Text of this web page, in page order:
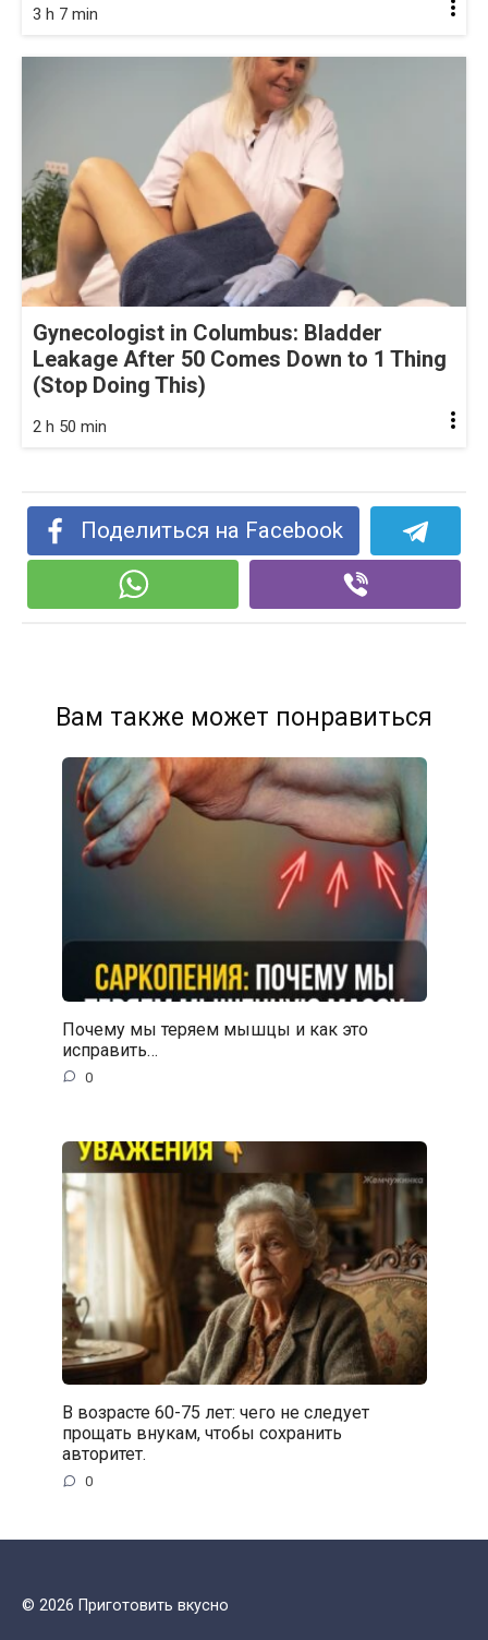
3 h 7 min
Gynecologist in Columbus: Bladder
Leakage After 50 Comes Down to 1 Thing
(Stop Doing This)
2 h 50 min
Поделиться на Facebook
Вам также может понравиться
Почему мы теряем мышцы и как это
исправить…
0
В возрасте 60-75 лет: чего не следует
прощать внукам, чтобы сохранить
авторитет.
0
© 2026 Приготовить вкусно